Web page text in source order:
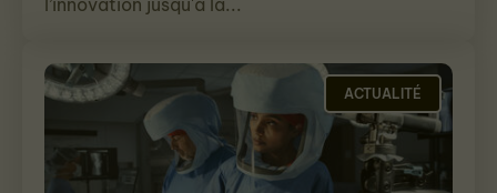
ACTUALITÉ